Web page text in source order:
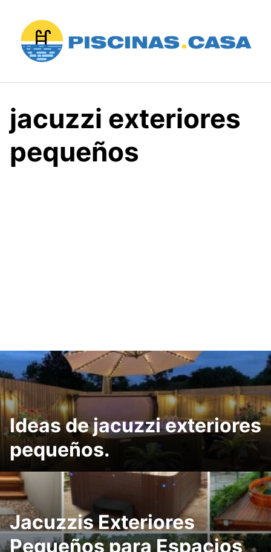
contenido
jacuzzi exteriores
pequeños
Ideas de jacuzzi exteriores
pequeños.
Jacuzzis Exteriores
Pequeños para Espacios